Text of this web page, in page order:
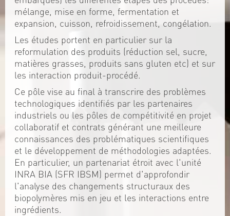
mélange, mise en forme, fermentation et
expansion, cuisson, refroidissement, congélation.
Les études portent en particulier sur la
reformulation des produits (réduction sel, sucre,
matières grasses, produits sans gluten etc) et sur
les interaction produit-procédé.
Ce pôle vise au final à transcrire des problèmes
technologiques identifiés par les partenaires
industriels ou les pôles de compétitivité en projet
collaboratif et contrats générant une meilleure
connaissances des problématiques scientifiques
et le développement de méthodologies adaptées.
En particulier, un partenariat étroit avec l'unité
INRA BIA (SFR IBSM) permet d'approfondir
l'analyse des changements structuraux des
biopolymères mis en jeu et les interactions entre
ingrédients.